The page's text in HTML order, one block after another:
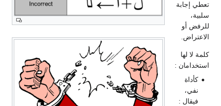
تعطي إجابة
سلبية،
للرفض أو
الاعتراض.
كلمة لا لها
استخدامان :
كأداة
نفي،
فيقال :